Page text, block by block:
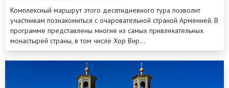
Комплексный маршрут этого десятидневного тура позволит
участникам познакомиться с очаровательной страной Арменией. В
программе представлены многие из самых привлекательных
монастырей страны, в том числе Хор Вир...